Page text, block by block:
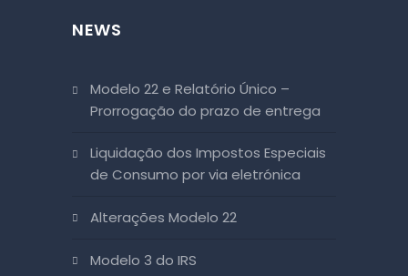
NEWS
Modelo 22 e Relatório Único –
Prorrogação do prazo de entrega
Liquidação dos Impostos Especiais
de Consumo por via eletrónica
Alterações Modelo 22
Modelo 3 do IRS